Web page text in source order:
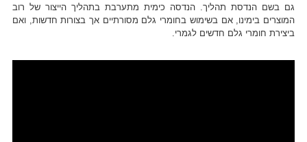
גם בשם הנדסת תהליך. הנדסה כימית מתערבת בתהליך הייצור של רוב
המוצרים בימינו, אם בשימוש בחומרי גלם מסורתיים אך בצורות חדשות, ואם
ביצירת חומרי גלם חדשים לגמרי.